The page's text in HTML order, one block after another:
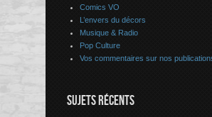
Comics VO
L’envers du décors
Musique & Radio
Pop Culture
Vos commentaires sur nos
SUJETS RÉCENTS